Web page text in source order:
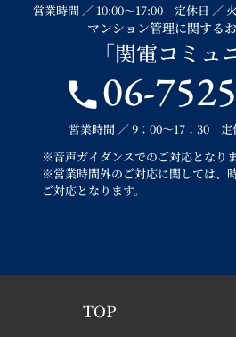
営業時間 ／ 10:00～17:00 定休日 ／
マンション管理に関する
「関電コミュ
06-
営業時間 ／ 9：00～17：30 定
※音声ガイダンスでのご対応となりま
※営業時間外のご対応に関しては、
ご対応となります。
TOP